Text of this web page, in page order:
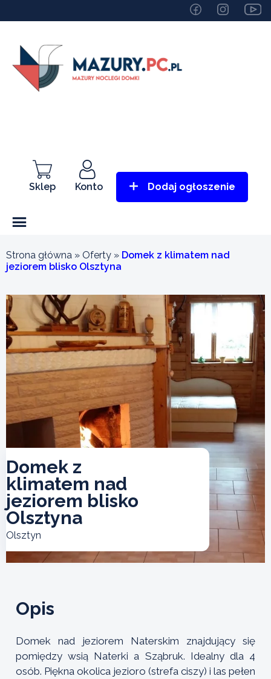
Sklep Konto Dodaj ogłoszenie
Strona główna » Oferty » Domek z klimatem nad
jeziorem blisko Olsztyna
Domek z
klimatem nad
jeziorem blisko
Olsztyna
Olsztyn
Opis
Domek nad jeziorem Naterskim znajdujący się
pomiędzy wsią Naterki a Sząbruk. Idealny dla 4
osób. Piękna okolica jezioro (strefa ciszy) i las pełen